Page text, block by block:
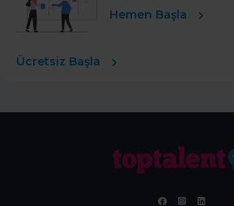
Hemen Başla
Ücretsiz Başla